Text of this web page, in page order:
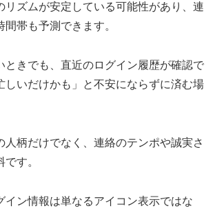
リズムが安定している可能性があり、連
帯も予測できます。
ときでも、直近のログイン履歴が確認で
しいだけかも」と不安にならずに済む場
人柄だけでなく、連絡のテンポや誠実さ
す。
イン情報は単なるアイコン表示ではな